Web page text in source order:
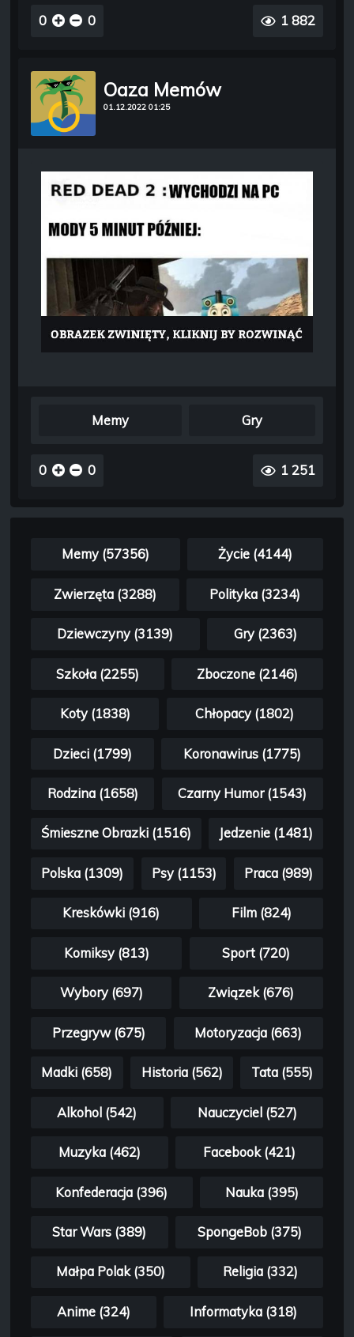
0 0 1 882
Oaza Memów
01.12.2022 01:25
Memy Gry
0 0 1 251
Memy (57356) Życie (4144)
Zwierzęta (3288) Polityka (3234)
Dziewczyny (3139) Gry (2363)
Szkoła (2255) Zboczone (2146)
Koty (1838) Chłopacy (1802)
Dzieci (1799) Koronawirus (1775)
Rodzina (1658) Czarny Humor (1543)
Śmieszne Obrazki (1516) Jedzenie (1481)
Polska (1309) Psy (1153) Praca (989)
Kreskówki (916) Film (824)
Komiksy (813) Sport (720)
Wybory (697) Związek (676)
Przegryw (675) Motoryzacja (663)
Madki (658) Historia (562) Tata (555)
Alkohol (542) Nauczyciel (527)
Muzyka (462) Facebook (421)
Konfederacja (396) Nauka (395)
Star Wars (389) SpongeBob (375)
Małpa Polak (350) Religia (332)
Anime (324) Informatyka (318)